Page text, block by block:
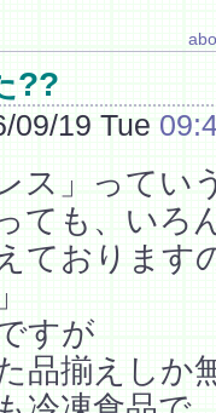
??
09/19 Tue
ス」ってい
ても、いろ
ております
すが
品揃えしか